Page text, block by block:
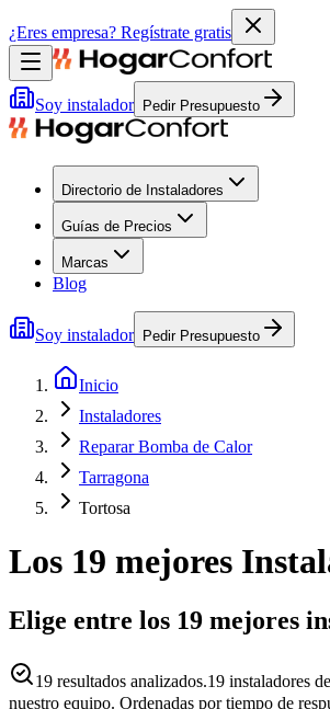
¿Eres empresa? Regístrate gratis
Soy instalador Pedir Presupuesto
Directorio de Instaladores
Guías de Precios
Marcas
Blog
Soy instalador Pedir Presupuesto
Inicio
Instaladores
Reparar Bomba de Calor
Tarragona
Tortosa
Los 19 mejores
Elige entre los 19 mejores
19 resultados analizados.19 instaladores
nuestro equipo. Ordenadas por tiempo de